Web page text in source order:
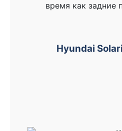
время как задние
Hyundai